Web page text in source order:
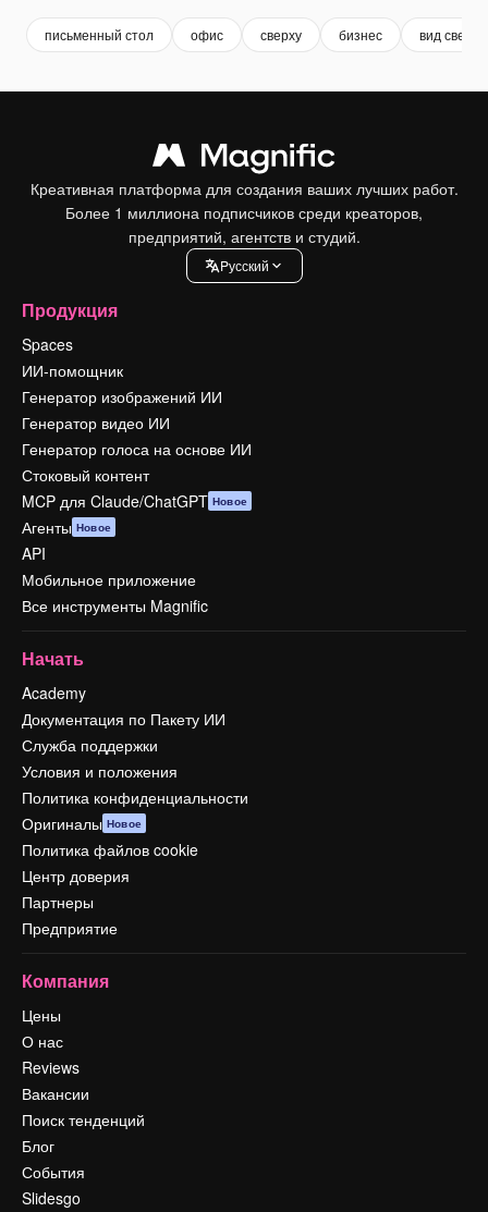
письменный стол офис сверху бизнес вид сверху
Креативная платформа для создания ваших лучших работ.
Более 1 миллиона подписчиков среди креаторов,
предприятий, агентств и студий.
Pусский
Продукция
Spaces
ИИ-помощник
Генератор изображений ИИ
Генератор видео ИИ
Генератор голоса на основе ИИ
Стоковый контент
MCP для Claude/ChatGPT Новое
Агенты Новое
API
Мобильное приложение
Все инструменты Magnific
Начать
Academy
Документация по Пакету ИИ
Служба поддержки
Условия и положения
Политика конфиденциальности
Оригиналы Новое
Политика файлов cookie
Центр доверия
Партнеры
Предприятие
Компания
Цены
О нас
Reviews
Вакансии
Поиск тенденций
Блог
События
Slidesgo